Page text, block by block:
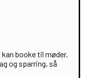
booke til møder.
og sparring, så